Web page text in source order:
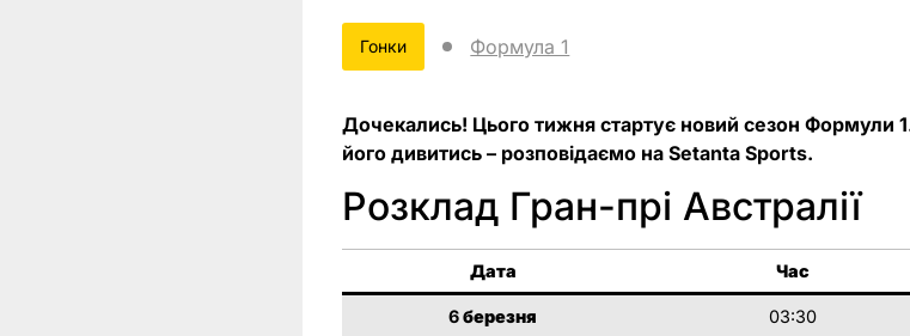
Гонки Формула 1
Дочекались! Цього тижня стартує новий сезон Формули 1.
його дивитись – розповідаємо на Setanta Sports.
Розклад Гран-прі Австралії
Дата Час
6березня 03:30